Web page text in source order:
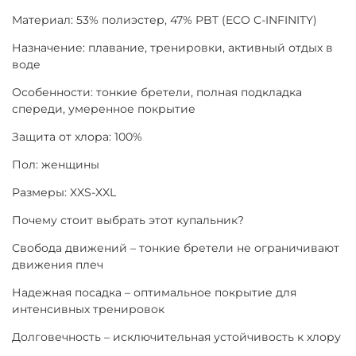
Материал: 53% полиэстер, 47% PBT (ECO C-INFINITY)
Назначение: плавание, тренировки, активный отдых в
воде
Особенности: тонкие бретели, полная подкладка
спереди, умеренное покрытие
Защита от хлора: 100%
Пол: женщины
Размеры: XXS-XXL
Почему стоит выбрать этот купальник?
Свобода движений – тонкие бретели не ограничивают
движения плеч
Надежная посадка – оптимальное покрытие для
интенсивных тренировок
Долговечность – исключительная устойчивость к хлору